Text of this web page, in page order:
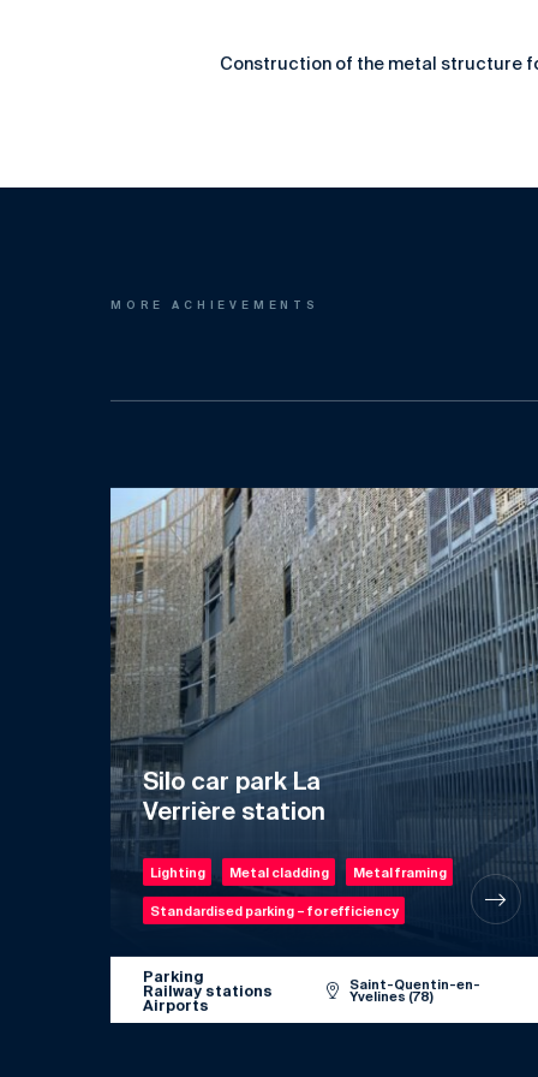
Construction of the metal structure
MORE ACHIEVEMENTS
Silo car park La
Verrière station
Lighting Metal cladding Metal framing
Standardised parking – for efficiency
Parking
Railway stations
Airports
Saint-Quentin-en-
Yvelines (78)